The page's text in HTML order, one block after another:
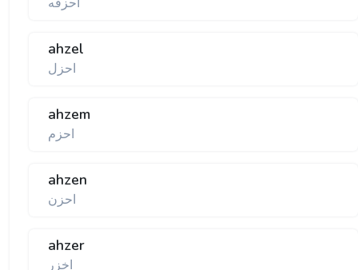
ahzel
احزل
ahzem
احزم
ahzen
احزن
ahzer
اخزر